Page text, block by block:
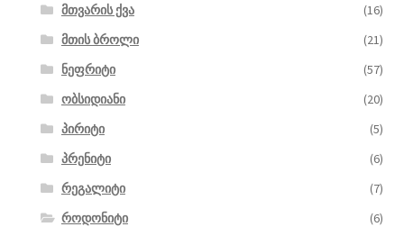
მთვარის ქვა
(16)
მთის ბროლი
(21)
ნეფრიტი
(57)
ობსიდიანი
(20)
პირიტი
(5)
პრენიტი
(6)
რეგალიტი
(7)
როდონიტი
(6)